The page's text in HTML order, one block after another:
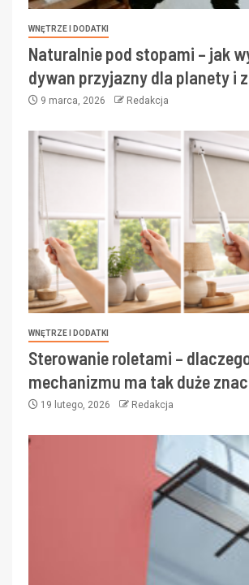
WNĘTRZE I DODATKI
Naturalnie pod stopami – jak
dywan przyjazny dla planety i
9 marca, 2026 Redakcja
WNĘTRZE I DODATKI
Sterowanie roletami –
mechanizmu ma tak duże
19 lutego, 2026 Redakcja